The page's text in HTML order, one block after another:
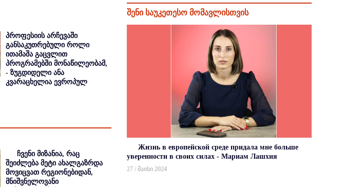
პროფესიის არჩევაში
განსაკუთრებული როლი
ითამაშა გაცვლით
პროგრამებში მონაწილეობამ,
- ზუგდიდელი ანა
კვარაცხელია ევროპულ
ჩვენი მიზანია, რაც
შეიძლება მეტი ახალგაზრდა
მოვიცვათ რეგიონებიდან,
მნიშვნელოვანი
შენი საუკეთესო მომავლისთვის
Жизнь в европейской среде придала мне больше
уверенности в своих силах - Мариам Лашхия
27 / მაისი 2024